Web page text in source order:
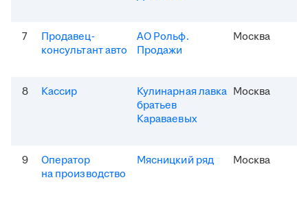
7
Продавец-
консультант авто
АО Рольф.
Продажи
Москва
8 Кассир
Кулинарная лавка
братьев
Караваевых
Москва
9
Оператор
на производство
Мясницкий ряд Москва